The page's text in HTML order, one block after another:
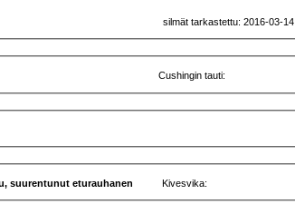
silmät tarkastettu: 2016-03-14
Cushingin tauti:
suurentunut eturauhanen Kivesvika: